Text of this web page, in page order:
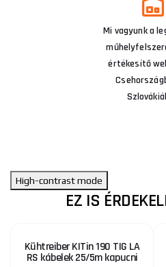
Mi vagyunk a
értékesítő
High-contrast mode
EZ IS
Kühtreiber KITin 190 TIG LA
RS kábelek 25/5m kapucni